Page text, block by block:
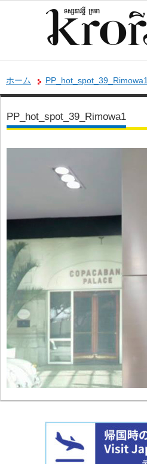
ホーム PP_hot_spot_39_Rimowa1
PP_hot_spot_39_Rimowa1